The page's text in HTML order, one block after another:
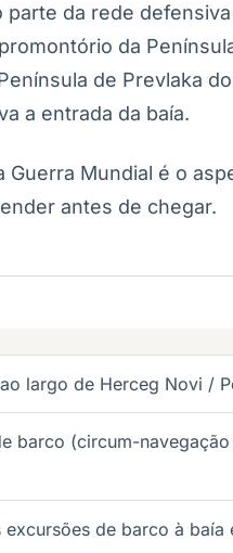
da rede
da
de Prevlaka
a entrada da baía.
Mundial é o
antes de chegar.
largo de Herceg Novi /
barco (circum-
de barco à